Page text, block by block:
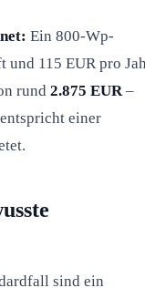
Ein 800-Wp-
und 115 EUR pro
rund 2.875 EUR –
einer
sind ein